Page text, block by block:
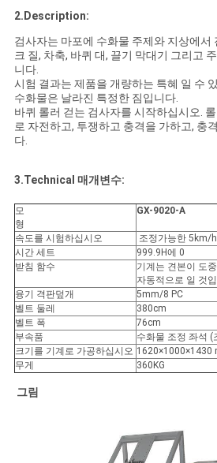
구
하
세
요
이
트
맵
PRIVACY
POLICY
2.Description:
검사자는 마포에 수화물 주제와 지상에서
크 질, 차축, 바퀴 대, 끌기 막대기 그리고
니다.
시험 결과는 제품을 개량하는 특혜 일 수
수화물은 날라진 특정한 짐입니다.
바퀴 롤러 걷는 검사자를 시작하십시오.
로 자전하고, 투쟁하고 충격을 가하고, 충
다.
3.Technical 매개변수:
모
형
GX-9020-A
속도를 시험하십시오
조정가능한 5km/
시간 세트
999.9H에 0
받침 함수
기계는 견본이 도
자동적으로 일 것
융기 격판덮개
5mm/8 PC
벨트 둘레
380cm
벨트 폭
76cm
부속품
수화물 조정 좌석 (
크기를 기계로 가공하십시오 1620×1000×1430
무게
360KG
그림